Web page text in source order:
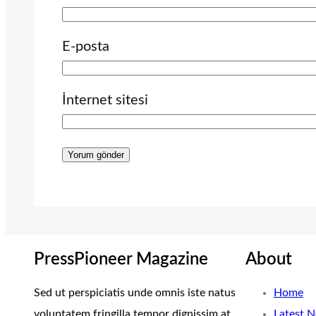
E-posta
İnternet sitesi
PressPioneer Magazine
Sed ut perspiciatis unde omnis iste natus
About
Home